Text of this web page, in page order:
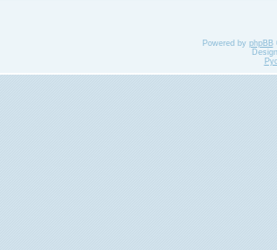
Powered by phpBB